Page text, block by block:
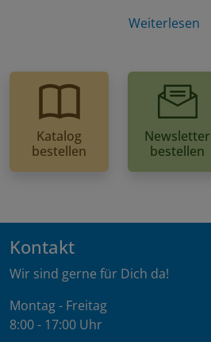
Weiterlesen
Katalog
bestellen
Newsletter
bestellen
Kontakt
Wir sind gerne für Dich da!
Montag - Freitag
8:00 - 17:00 Uhr